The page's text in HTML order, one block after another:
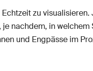
zu
nachdem, in
und Engpässe im